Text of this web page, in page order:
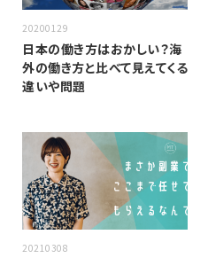
20200129
日本の働き方はおかしい？海
外の働き方と比べて見えてくる
違いや問題
20210308